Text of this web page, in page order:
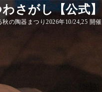
さがし【公式】
秋の陶器まつり2026年10/24,25 開催